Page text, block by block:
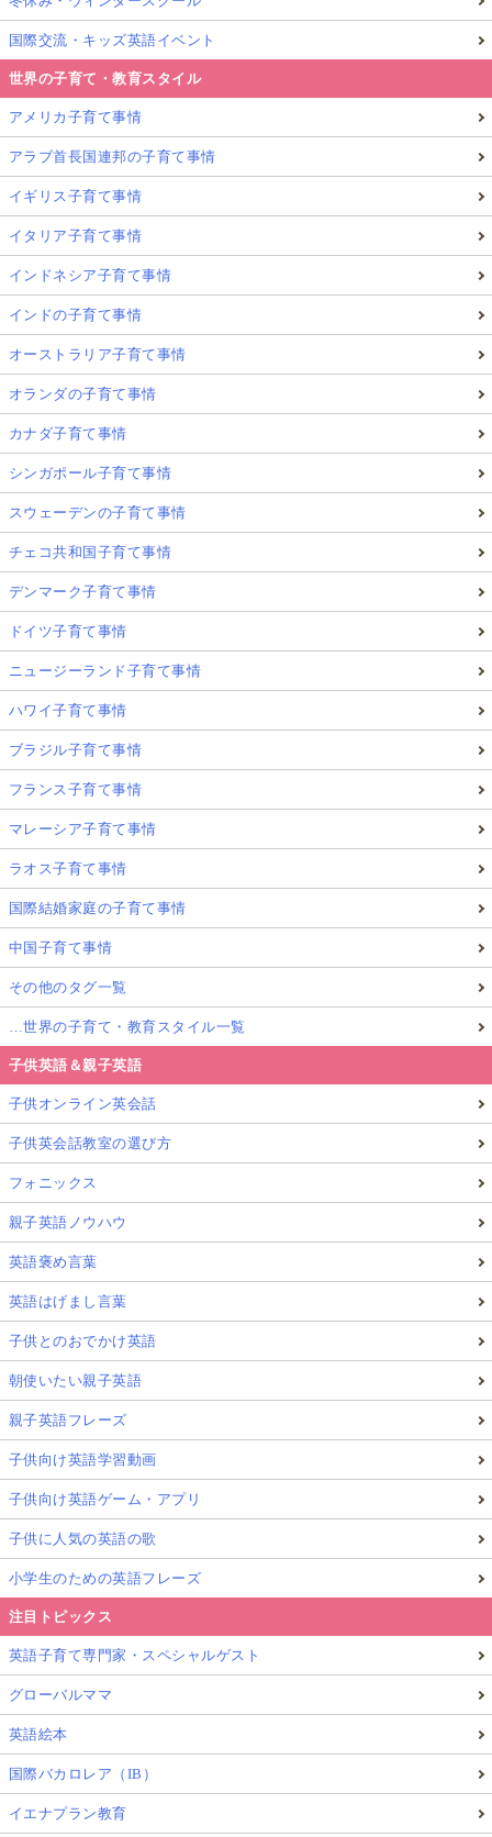
国際交流・キッズ英語イベント
世界の子育て・教育スタイル
アメリカ子育て事情
アラブ首長国連邦の子育て事情
イギリス子育て事情
イタリア子育て事情
インドネシア子育て事情
インドの子育て事情
オーストラリア子育て事情
オランダの子育て事情
カナダ子育て事情
シンガポール子育て事情
スウェーデンの子育て事情
チェコ共和国子育て事情
デンマーク子育て事情
ドイツ子育て事情
ニュージーランド子育て事情
ハワイ子育て事情
ブラジル子育て事情
フランス子育て事情
マレーシア子育て事情
ラオス子育て事情
国際結婚家庭の子育て事情
中国子育て事情
その他のタグ一覧
…世界の子育て・教育スタイル一覧
子供英語＆親子英語
子供オンライン英会話
子供英会話教室の選び方
フォニックス
親子英語ノウハウ
英語褒め言葉
英語はげまし言葉
子供とのおでかけ英語
朝使いたい親子英語
親子英語フレーズ
子供向け英語学習動画
子供向け英語ゲーム・アプリ
子供に人気の英語の歌
小学生のための英語フレーズ
注目トピックス
英語子育て専門家・スペシャルゲスト
グローバルママ
英語絵本
国際バカロレア（IB）
イエナプラン教育